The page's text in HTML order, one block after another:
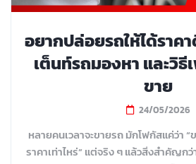
อยากปล่อยรถให้ได้ราค
เต็นท์รถมองหา และวิธี
ขาย
24/05/2026
หลายคนเวลาจะขายรถ มักโฟกัสแค่ว่า “
ราคาเท่าไหร่” แต่จริง ๆ แล้วสิ่งสำคัญ